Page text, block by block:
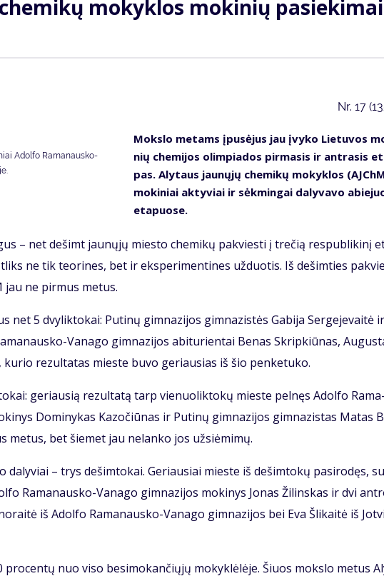
mo­kyk­los mo­ki­nių pa­sie­ki­mai
Nr. 17
Adolfo Ramanausko-
Moks­lo me­tams įpu­sė­jus jau įvy­ko Lie­tu­vos
nių che­mi­jos olim­pia­dos pir­ma­sis ir ant­ra­sis
pas. Aly­taus jau­nų­jų che­mi­kų mo­kyk­los
mo­ki­niai ak­ty­viai ir sėk­min­gai da­ly­va­vo
eta­puo­se.
– net de­šimt jau­nų­jų mies­to che­mi­kų pa­kvies­ti į tre­čią res­pub­li­ki­nį
ne tik te­ori­nes, bet ir eks­pe­ri­men­ti­nes už­duo­tis. Iš de­šim­ties
jau ne pir­mus me­tus.
net 5 dvy­lik­to­kai: Pu­ti­nų gim­na­zi­jos gim­na­zis­tės Ga­bi­ja Ser­ge­je­vai­tė ir
Va­na­go gim­na­zi­jos abi­tu­rien­tai Be­nas Skrip­kiū­nas,
ku­rio re­zul­ta­tas mies­te bu­vo ge­riau­sias iš šio pen­ke­tu­ko.
ge­riau­sią re­zul­ta­tą tarp vie­nuo­lik­to­kų mies­te pel­nęs Adol­fo
Do­mi­ny­kas Ka­zo­čiū­nas ir Pu­ti­nų gim­na­zi­jos gim­na­zis­tas Ma­tas
me­tus, bet šie­met jau ne­lan­ko jos už­si­ė­mi­mų.
da­ly­viai – trys de­šim­to­kai. Ge­riau­siai mies­te iš de­šim­to­kų pa­si­ro­dęs,
Ra­ma­naus­ko-Va­na­go gim­na­zi­jos mo­ki­nys Jo­nas Ži­lins­kas ir dvi
iš Adol­fo Ra­ma­naus­ko-Va­na­go gim­na­zi­jos bei Eva Šli­kai­tė iš
pro­cen­tų nuo vi­so be­si­mo­kan­čių­jų mo­kyk­lė­lė­je. Šiuos moks­lo me­tus